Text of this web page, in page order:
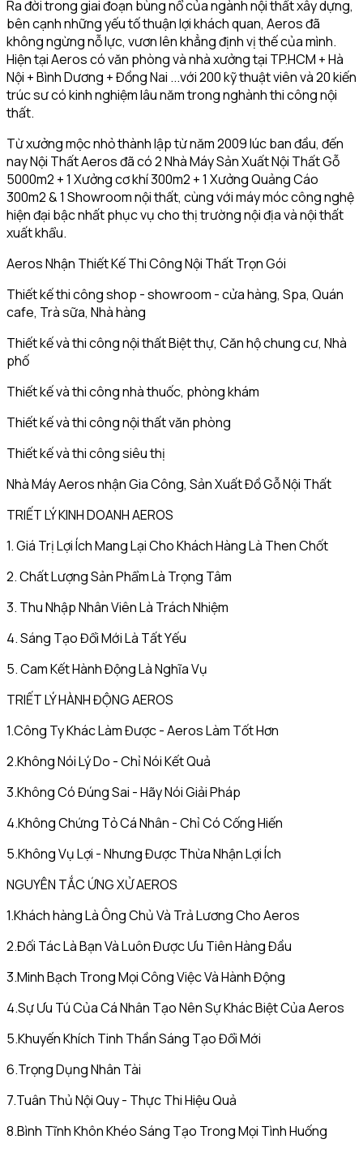
Ra đời trong giai đoạn bùng nổ của ngành nội thất xây dựng,
bên cạnh những yếu tố thuận lợi khách quan, Aeros đã
không ngừng nỗ lực, vươn lên khẳng định vị thế của mình.
Hiện tại Aeros có văn phòng và nhà xưởng tại TP.HCM + Hà
Nội + Bình Dương + Đồng Nai ...với 200 kỹ thuật viên và 20 kiến
trúc sư có kinh nghiệm lâu năm trong nghành thi công nội
thất.
Từ xưởng mộc nhỏ thành lập từ năm 2009 lúc ban đầu, đến
nay Nội Thất Aeros đã có 2 Nhà Máy Sản Xuất Nội Thất Gỗ
5000m2 + 1 Xưởng cơ khí 300m2 + 1 Xưởng Quảng Cáo
300m2 & 1 Showroom nội thất, cùng với máy móc công nghệ
hiện đại bậc nhất phục vụ cho thị trường nội địa và nội thất
xuất khẩu.
Aeros Nhận Thiết Kế Thi Công Nội Thất Trọn Gói
Thiết kế thi công shop - showroom - cửa hàng, Spa, Quán
cafe, Trà sữa, Nhà hàng
Thiết kế và thi công nội thất Biệt thự, Căn hộ chung cư, Nhà
phố
Thiết kế và thi công nhà thuốc, phòng khám
Thiết kế và thi công nội thất văn phòng
Thiết kế và thi công siêu thị
Nhà Máy Aeros nhận Gia Công, Sản Xuất Đồ Gỗ Nội Thất
TRIẾT LÝ KINH DOANH AEROS
1. Giá Trị Lợi Ích Mang Lại Cho Khách Hàng Là Then Chốt
2. Chất Lượng Sản Phẩm Là Trọng Tâm
3. Thu Nhập Nhân Viên Là Trách Nhiệm
4. Sáng Tạo Đổi Mới Là Tất Yếu
5. Cam Kết Hành Động Là Nghĩa Vụ
TRIẾT LÝ HÀNH ĐỘNG AEROS
1.Công Ty Khác Làm Được - Aeros Làm Tốt Hơn
2.Không Nói Lý Do - Chỉ Nói Kết Quả
3.Không Có Đúng Sai - Hãy Nói Giải Pháp
4.Không Chứng Tỏ Cá Nhân - Chỉ Có Cống Hiến
5.Không Vụ Lợi - Nhưng Được Thừa Nhận Lợi Ích
NGUYÊN TẮC ỨNG XỬ AEROS
1.Khách hàng Là Ông Chủ Và Trả Lương Cho Aeros
2.Đối Tác Là Bạn Và Luôn Được Ưu Tiên Hàng Đầu
3.Minh Bạch Trong Mọi Công Việc Và Hành Động
4.Sự Ưu Tú Của Cá Nhân Tạo Nên Sự Khác Biệt Của Aeros
5.Khuyến Khích Tinh Thần Sáng Tạo Đổi Mới
6.Trọng Dụng Nhân Tài
7.Tuân Thủ Nội Quy - Thực Thi Hiệu Quả
8.Bình Tĩnh Khôn Khéo Sáng Tạo Trong Mọi Tình Huống